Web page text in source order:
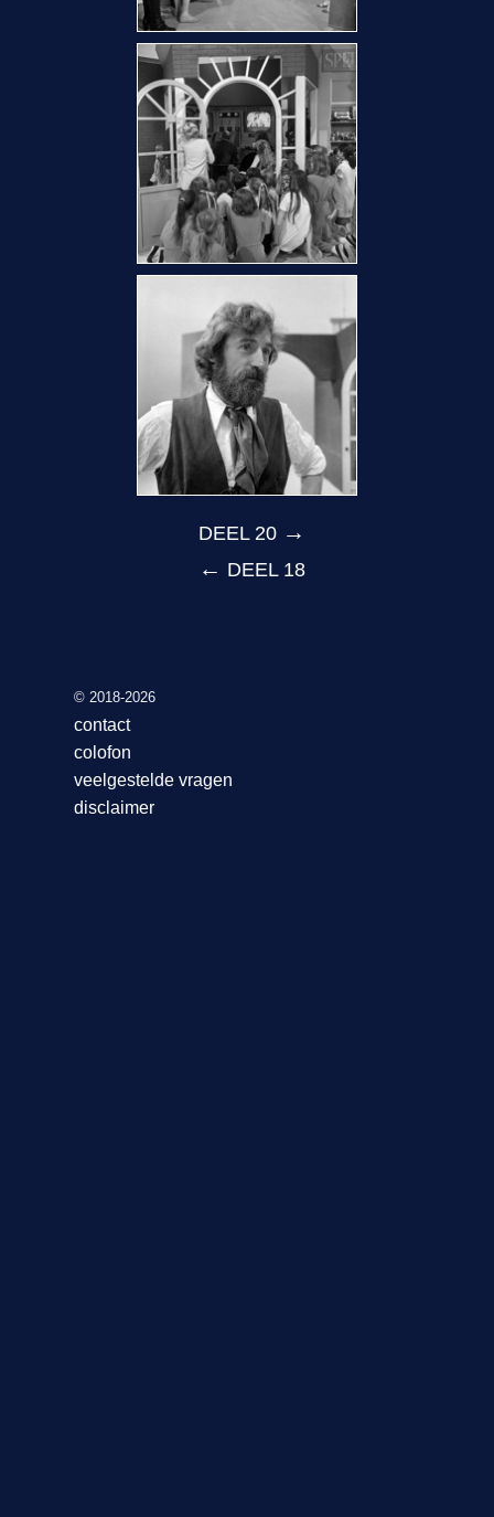
DEEL 20 →
← DEEL 18
© 2018-2026
contact
colofon
veelgestelde vragen
disclaimer